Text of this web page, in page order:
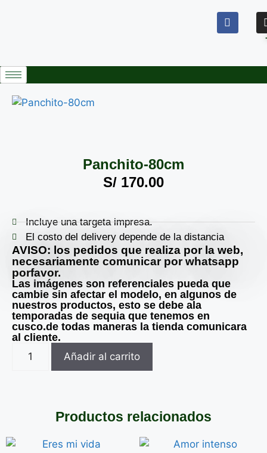
Panchito-80cm
S/ 170.00
Incluye una targeta impresa.
El costo del delivery depende de la distancia
AVISO: los pedidos que realiza por la web,
necesariamente comunicar por whatsapp
porfavor.
Las imágenes son referenciales pueda que
cambie sin afectar el modelo, en algunos de
nuestros productos, esto se debe ala
temporadas de sequia que tenemos en
cusco.de todas maneras la tienda comunicara
al cliente.
Añadir al carrito
Productos relacionados